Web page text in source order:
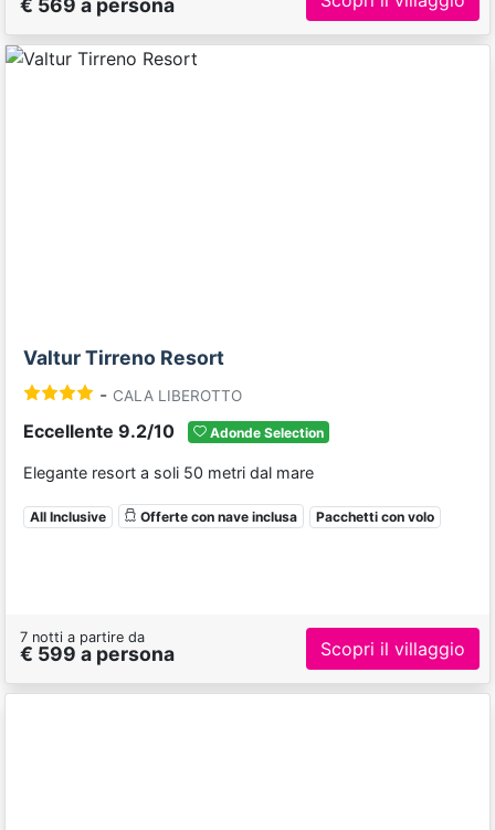
€ 569 a persona
Valtur Tirreno Resort
- CALA LIBEROTTO
Eccellente 9.2/10 Adonde Selection
Elegante resort a soli 50 metri dal mare
All Inclusive Offerte con nave inclusa Pacchetti con volo
7 notti a partire da
€ 599 a persona Scopri il villaggio